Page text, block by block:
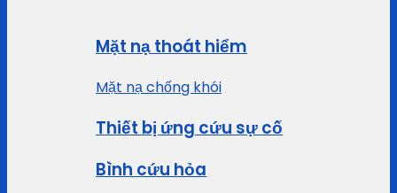
Mặt nạ thoát hiểm
Mặt nạ chống khói
Thiết bị ứng cứu sự cố
Bình cứu hỏa